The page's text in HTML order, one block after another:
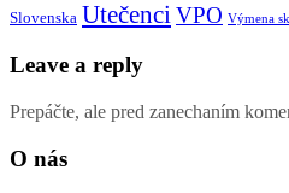
Slovenska UtečenciVPO Výmena
Leave a reply
Prepáčte, ale pred zanechaním
O nás